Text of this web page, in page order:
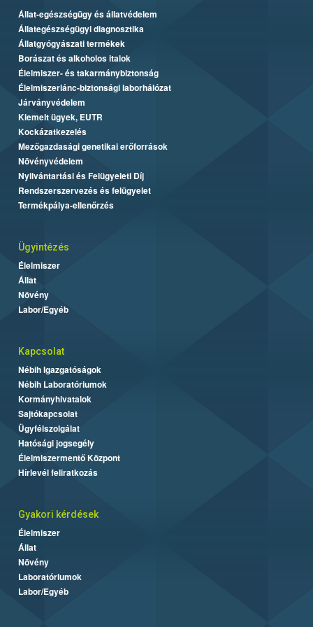
Állat-egészségügy és állatvédelem
Állategészségügyi diagnosztika
Állatgyógyászati termékek
Borászat és alkoholos italok
Élelmiszer- és takarmánybiztonság
Élelmiszerlánc-biztonsági laborhálózat
Járványvédelem
Kiemelt ügyek, EUTR
Kockázatkezelés
Mezőgazdasági genetikai erőforrások
Növényvédelem
Nyilvántartási és Felügyeleti Díj
Rendszerszervezés és felügyelet
Termékpálya-ellenőrzés
Ügyintézés
Élelmiszer
Állat
Növény
Labor/Egyéb
Kapcsolat
Nébih Igazgatóságok
Nébih Laboratóriumok
Kormányhivatalok
Sajtókapcsolat
Ügyfélszolgálat
Hatósági jogsegély
Élelmiszermentő Központ
Hírlevél feliratkozás
Gyakori kérdések
Élelmiszer
Állat
Növény
Laboratóriumok
Labor/Egyéb